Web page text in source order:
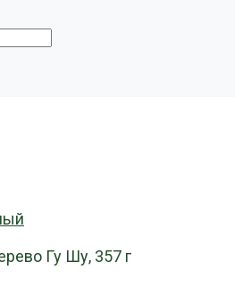
Гу Шу, 357 г